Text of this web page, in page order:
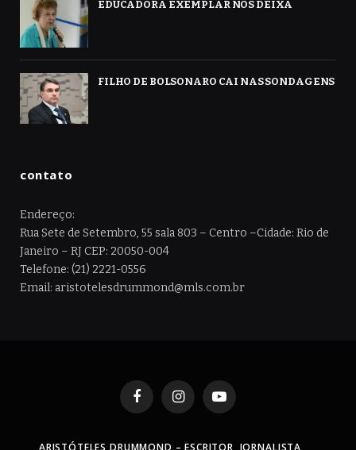
EDUCADORA EXEMPLAR NOS DEIXA
FILHO DE BOLSONARO CAI NAS SONDAGENS
contato
Endereço:
Rua Sete de Setembro, 55 sala 803 – Centro –Cidade: Rio de
Janeiro – RJ CEP: 20050-004
Telefone: (21) 2221-0556
Email: aristotelesdrummond@mls.com.br
FacebookInstagramYouTube
ARISTÓTELES DRUMMOND – ESCRITOR, JORNALISTA